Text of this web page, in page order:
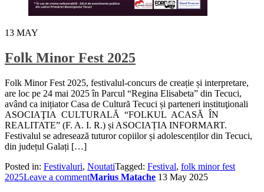
13 MAY
Folk Minor Fest 2025
Folk Minor Fest 2025, festivalul-concurs de creație și interpretare,
are loc pe 24 mai 2025 în Parcul “Regina Elisabeta” din Tecuci,
având ca inițiator Casa de Cultură Tecuci și parteneri instituţionali
ASOCIAŢIA CULTURALĂ “FOLKUL ACASĂ ÎN
REALITATE” (F. A. I. R.) și ASOCIAȚIA INFORMART.
Festivalul se adresează tuturor copiilor și adolescenților din Tecuci,
din județul Galați […]
Posted in: Festivaluri, NoutatiTagged: Festival, folk minor fest
2025Leave a commentMarius Matache 13 May 2025